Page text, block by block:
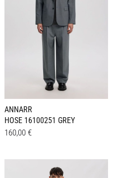
Optionen
können
Produktseite
gewählt
ANNARR
HOSE 16100251 GREY
160,00 €
Produkt